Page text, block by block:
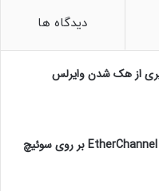
دیدگاه ها
از هک شدن وایرلس
معرفی و پیکربندی EtherChannel بر روی سوئیچ